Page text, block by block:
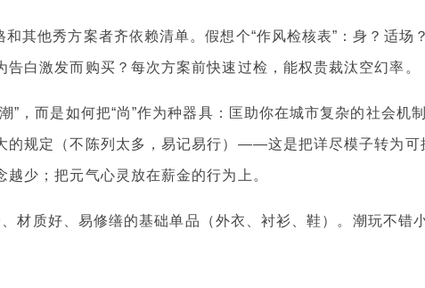
其他秀方案者齐依赖清单。假想个“作风检核表”：身？适场？
白激发而购买？每次方案前快速过检，能权贵裁汰空幻率。
”，而是如何把“尚”作为种器具：匡助你在城市复杂的社会机制
的规定（不陈列太多，易记易行）——这是把详尽模子转为可
少；把元气心灵放在薪金的行为上。
质好、易修缮的基础单品（外衣、衬衫、鞋）。潮玩不错